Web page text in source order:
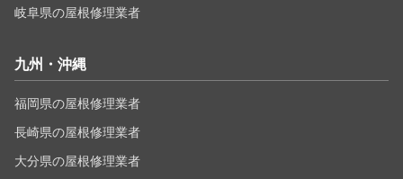
岐阜県の屋根修理業者
九州・沖縄
福岡県の屋根修理業者
長崎県の屋根修理業者
大分県の屋根修理業者